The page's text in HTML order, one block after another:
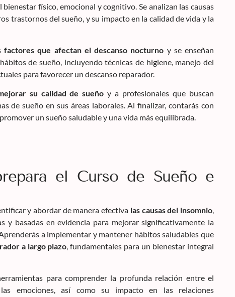
físico, emocional y cognitivo. Se analizan las causas
trastornos del sueño, y su impacto en la calidad de vida y la
factores que afectan el descanso nocturno y se enseñan
de sueño, incluyendo técnicas de higiene, manejo del
para favorecer un descanso reparador.
su calidad de sueño y a profesionales que buscan
de sueño en sus áreas laborales. Al finalizar, contarás con
un sueño saludable y una vida más equilibrada.
el Curso de Sueño e
y abordar de manera efectiva las causas del insomnio,
y basadas en evidencia para mejorar significativamente la
a implementar y mantener hábitos saludables que
a largo plazo, fundamentales para un bienestar integral
para comprender la profunda relación entre el
emociones, así como su impacto en las relaciones